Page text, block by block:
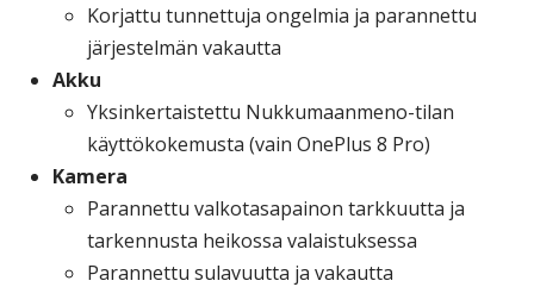
Korjattu tunnettuja ongelmia ja parannettu
järjestelmän vakautta
Akku
Yksinkertaistettu Nukkumaanmeno-tilan
käyttökokemusta (vain OnePlus 8 Pro)
Kamera
Parannettu valkotasapainon tarkkuutta ja
tarkennusta heikossa valaistuksessa
Parannettu sulavuutta ja vakautta